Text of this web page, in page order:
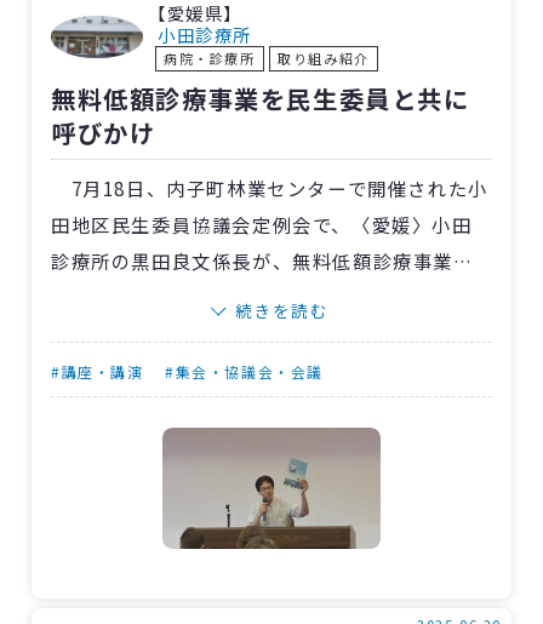
業と、認知機能を維持・向上させる体操を行な
いました。
住民の方からは「小学校に入れてうれしかっ
た」「子どもたちと一緒に学べてよかった！」
した。
【愛媛県】
小田診療所
病院・診療所 取り組み紹介
無料低額診療事業を民生委員と共に
呼びかけ
7月18日、内子町林業センターで開催された小
田地区民生委員協議会定例会で、〈愛媛〉小田
診療所の黒田良文係長が、無料低額診療事業に
ついての啓蒙活動を行ないました。
ど20人が参加。済生会の成り立ちから無料低額
診療事業、済生丸について詳しく説明しまし
た。小田地域の高齢者や独居老人の生活を見守
る民生委員の皆さんからは熱心な質問が寄せら
れ、済生会の事業に対する関心の高さがうかが
続きを読む
#講座・講演 #集会・協議会・会議